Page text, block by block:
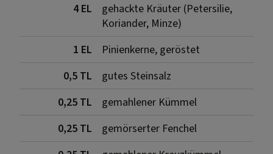
4 EL
gehackte Kräuter (Petersilie,
Koriander, Minze)
1 EL
Pinienkerne, geröstet
0,5 TL
gutes Steinsalz
0,25 TL
gemahlener Kümmel
0,25 TL
gemörserter Fenchel